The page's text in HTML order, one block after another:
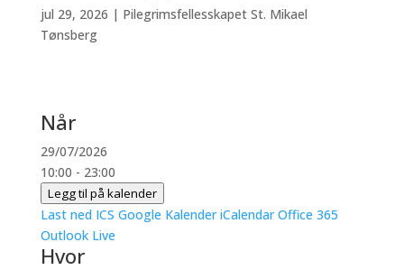
jul 29, 2026 | Pilegrimsfellesskapet St. Mikael
Tønsberg
Når
29/07/2026
10:00 - 23:00
Legg til på kalender
Last ned ICS Google Kalender iCalendar Office 365
Outlook Live
Hvor